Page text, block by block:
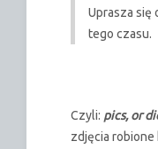
Uprasza się
tego czasu.
Czyli: pics, or
zdjęcia